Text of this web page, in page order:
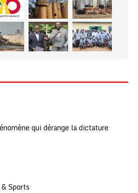
qui dérange la dictature
Sports